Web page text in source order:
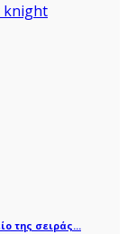
της σειράς…